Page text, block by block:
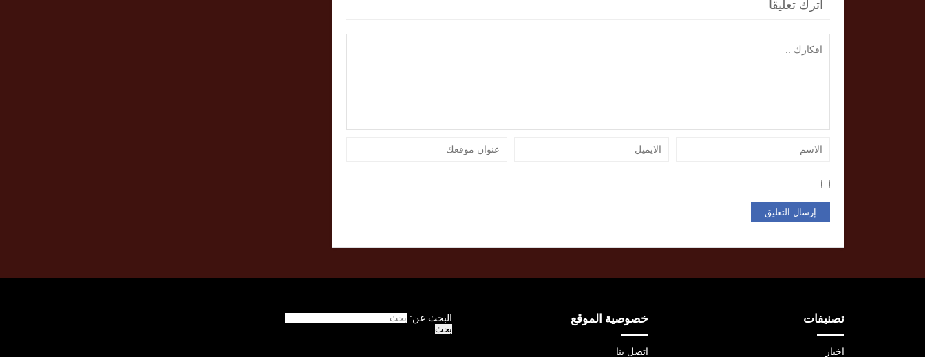
اترك تعليقاً
تصنيفات
اخبار
خصوصية الموقع
اتصل بنا
البحث عن: